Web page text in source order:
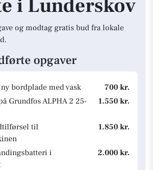
i Lunderskov
og modtag gratis bud fra lokale
opgaver
bordplade med vask
700 kr.
Grundfos ALPHA 2 25-
1.550 kr.
til
1.850 kr.
i
2.000 kr.